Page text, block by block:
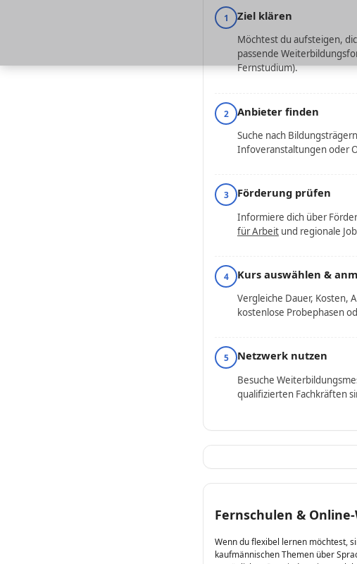
1 Ziel klären
Möchtest du aufsteigen,
passende
Fernstudium).
2 Anbieter finden
Suche nach
Infoveranstaltungen oder
3 Förderung prüfen
Informiere dich über
für Arbeit und regionale
4 Kurs auswählen &
Vergleiche Dauer, Kosten,
kostenlose Probephasen
5 Netzwerk nutzen
Besuche
qualifizierten Fachkräften
Fernschulen &
Wenn du flexibel lernen möchtest,
kaufmännischen Themen über